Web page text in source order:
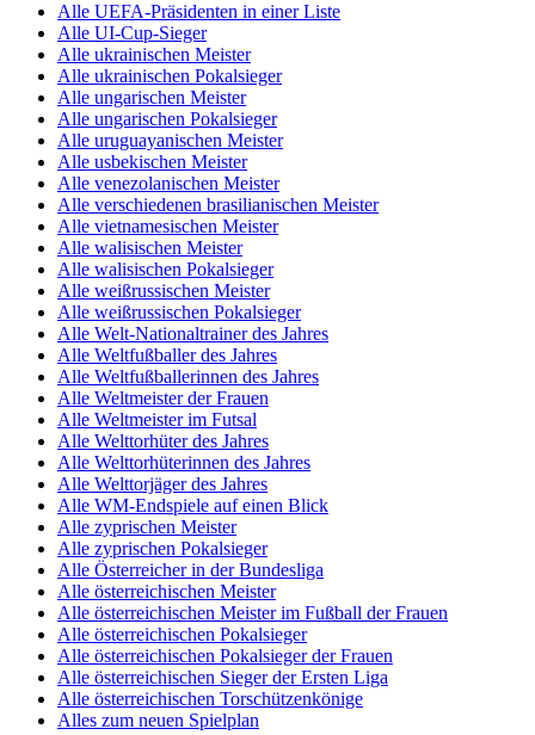
Alle UEFA-Präsidenten in einer Liste
Alle UI-Cup-Sieger
Alle ukrainischen Meister
Alle ukrainischen Pokalsieger
Alle ungarischen Meister
Alle ungarischen Pokalsieger
Alle uruguayanischen Meister
Alle usbekischen Meister
Alle venezolanischen Meister
Alle verschiedenen brasilianischen Meister
Alle vietnamesischen Meister
Alle walisischen Meister
Alle walisischen Pokalsieger
Alle weißrussischen Meister
Alle weißrussischen Pokalsieger
Alle Welt-Nationaltrainer des Jahres
Alle Weltfußballer des Jahres
Alle Weltfußballerinnen des Jahres
Alle Weltmeister der Frauen
Alle Weltmeister im Futsal
Alle Welttorhüter des Jahres
Alle Welttorhüterinnen des Jahres
Alle Welttorjäger des Jahres
Alle WM-Endspiele auf einen Blick
Alle zyprischen Meister
Alle zyprischen Pokalsieger
Alle Österreicher in der Bundesliga
Alle österreichischen Meister
Alle österreichischen Meister im Fußball der Frauen
Alle österreichischen Pokalsieger
Alle österreichischen Pokalsieger der Frauen
Alle österreichischen Sieger der Ersten Liga
Alle österreichischen Torschützenkönige
Alles zum neuen Spielplan